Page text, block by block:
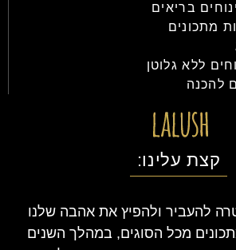
בריאים
מתכונים
ללא גלוטן
להכנה
קצת עלינו:
להעביר ולהפיץ את אהבה שלנו
מכל הסוגים, במהלך השנים